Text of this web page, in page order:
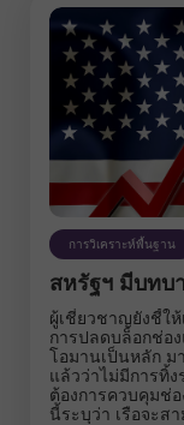
การวิเคราะห์พื้นฐาน
สหรัฐฯ มีบทบ
ผู้เชี่ยวชาญยังชี้ใ
การปลดบล็อกช่อ
โอมานเป็นหลัก ม
แล้วว่าไม่มีการทิ้ง
ต้องการควบคุมช่
นี้ระบุว่า เรือจะสา